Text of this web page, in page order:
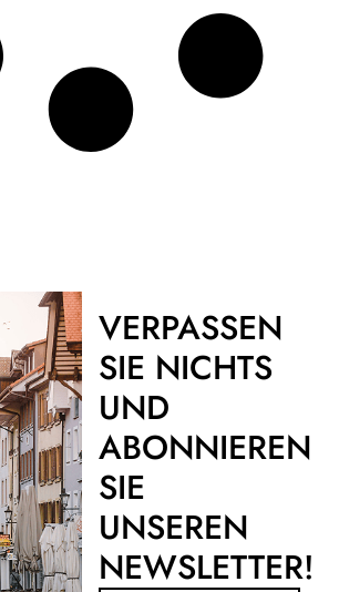
VERPASSEN
SIE NICHTS
UND
ABONNIEREN
SIE
UNSEREN
NEWSLETTER!